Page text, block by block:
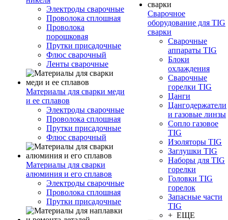
Электроды сварочные
Проволока сплошная
Проволока
порошковая
Прутки присадочные
Флюс сварочный
Ленты сварочные
Материалы для сварки меди
и ее сплавов
Электроды сварочные
Проволока сплошная
Прутки присадочные
Флюс сварочный
Материалы для сварки
алюминия и его сплавов
Электроды сварочные
Проволока сплошная
Прутки присадочные
Сварочное
оборудование для TIG
сварки
Сварочные
аппараты TIG
Блоки
охлаждения
Сварочные
горелки TIG
Цанги
Цангодержатели
и газовые линзы
Сопло газовое
TIG
Изоляторы TIG
Заглушки TIG
Наборы для TIG
горелки
Головки TIG
горелок
Запасные части
TIG
+ ЕЩЕ